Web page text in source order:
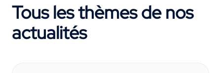
Tous les thèmes de nos
actualités